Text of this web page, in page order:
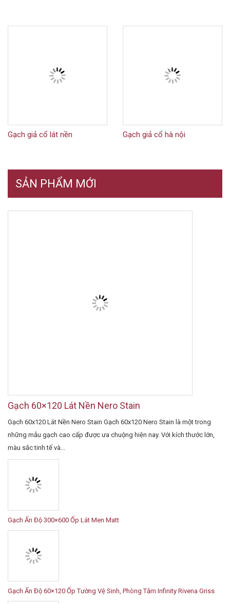
Gạch giả cổ lát nền Gạch giả cổ hà nội
SẢN PHẨM MỚI
Gạch 60×120 Lát Nền Nero Stain
Gạch 60x120 Lát Nền Nero Stain Gạch 60x120 Nero Stain là một trong
những mẫu gạch cao cấp được ưa chuộng hiện nay. Với kích thước lớn,
màu sắc tinh tế và...
Gạch Ấn Độ 300×600 Ốp Lát Men Matt
Gạch Ấn Độ 60×120 Ốp Tường Vệ Sinh, Phòng Tắm Infinity Rivena Griss